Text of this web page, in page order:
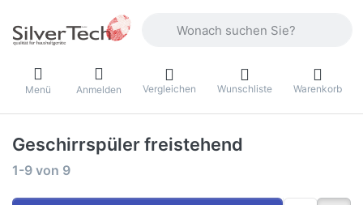
Menü Anmelden Vergleichen Wunschliste Warenkorb
Geschirrspüler freistehend
Suchergebnisse:
1-9 von 9